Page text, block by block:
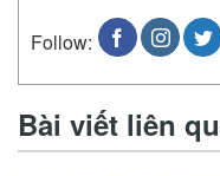
Follow:
Bài viết liên